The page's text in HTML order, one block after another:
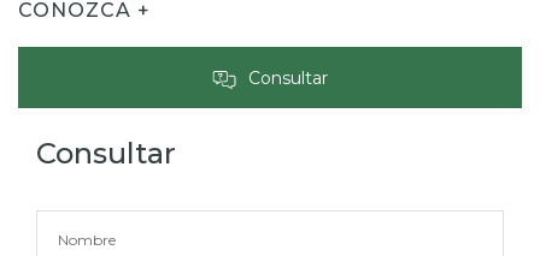
CONOZCA +
Consultar
Consultar